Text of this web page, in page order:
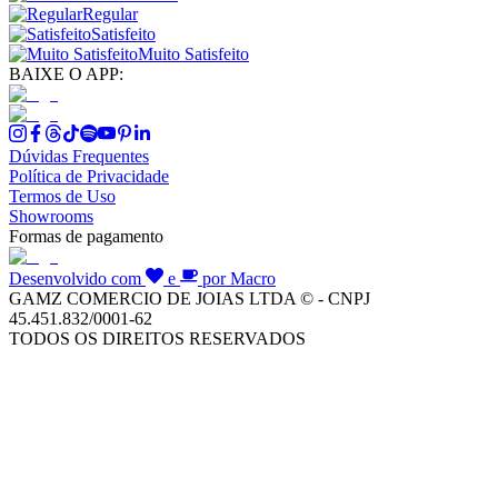
Regular
Satisfeito
Muito Satisfeito
BAIXE O APP:
Dúvidas Frequentes
Política de Privacidade
Termos de Uso
Showrooms
Formas de pagamento
Desenvolvido com e
por Macro
GAMZ COMERCIO DE JOIAS LTDA © - CNPJ
45.451.832/0001-62
TODOS OS DIREITOS RESERVADOS